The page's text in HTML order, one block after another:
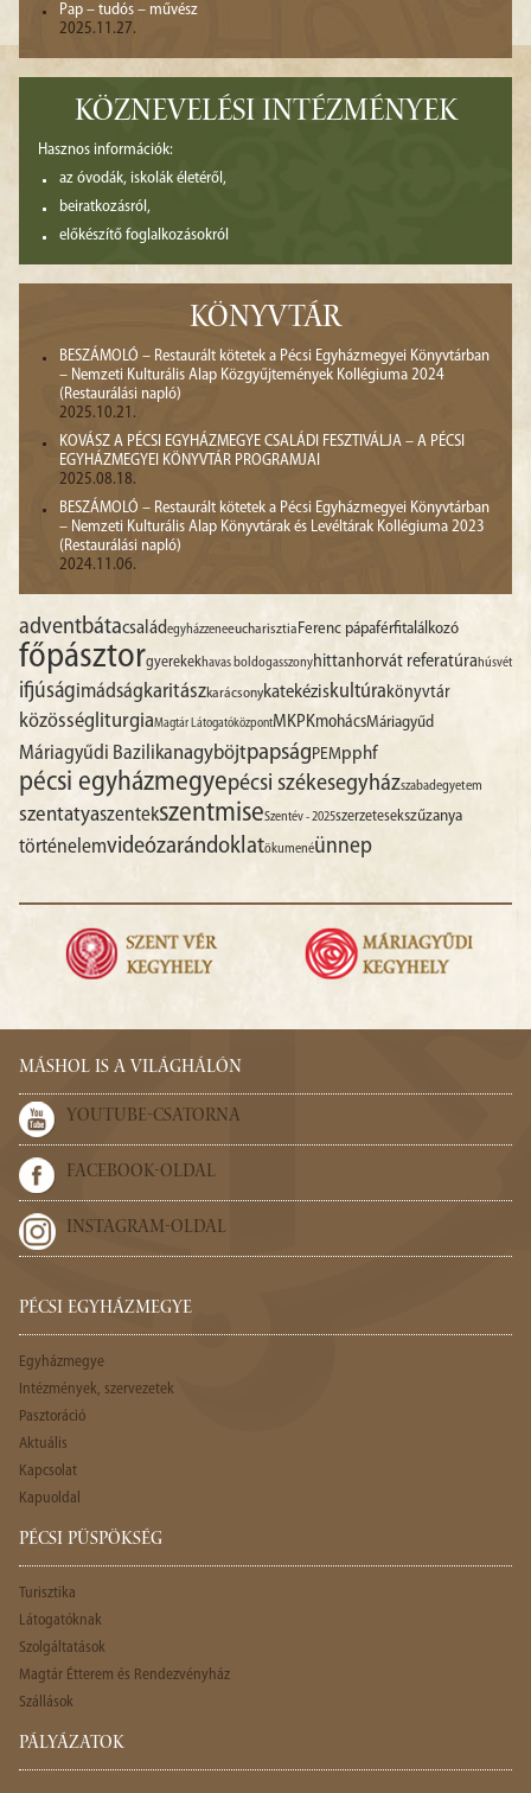
Pap – tudós – művész
2025.11.27.
KÖZNEVELÉSI INTÉZMÉNYEK
Hasznos információk:
az óvodák, iskolák életéről,
beiratkozásról,
előkészítő foglalkozásokról
KÖNYVTÁR
BESZÁMOLÓ – Restaurált kötetek a Pécsi Egyházmegyei Könyvtárban
– Nemzeti Kulturális Alap Közgyűjtemények Kollégiuma 2024
(Restaurálási napló)
2025.10.21.
KOVÁSZ A PÉCSI EGYHÁZMEGYE CSALÁDI FESZTIVÁLJA – A PÉCSI
EGYHÁZMEGYEI KÖNYVTÁR PROGRAMJAI
2025.08.18.
BESZÁMOLÓ – Restaurált kötetek a Pécsi Egyházmegyei Könyvtárban
– Nemzeti Kulturális Alap Könyvtárak és Levéltárak Kollégiuma 2023
(Restaurálási napló)
2024.11.06.
adventbátacsaládegyházzeneeucharisztiaFerenc pápaférfitalálkozó
főpásztorgyerekekhavas boldogasszonyhittanhorvát referatúrahúsvét
ifjúságimádságkaritászkarácsonykatekéziskultúrakönyvtár
közösségliturgiaMagtár LátogatóközpontMKPKmohácsMáriagyűd
Máriagyűdi BazilikanagyböjtpapságPEMpphf
pécsi egyházmegyepécsi székesegyházszabadegyetem
szentatyaszentekszentmiseSzentév - 2025szerzetesekszűzanya
történelemvideózarándoklatökumenéünnep
MÁSHOL IS A VILÁGHÁLÓN
YOUTUBE-CSATORNA
FACEBOOK-OLDAL
INSTAGRAM-OLDAL
PÉCSI EGYHÁZMEGYE
Egyházmegye
Intézmények, szervezetek
Pasztoráció
Aktuális
Kapcsolat
Kapuoldal
PÉCSI PÜSPÖKSÉG
Turisztika
Látogatóknak
Szolgáltatások
Magtár Étterem és Rendezvényház
Szállások
PÁLYÁZATOK